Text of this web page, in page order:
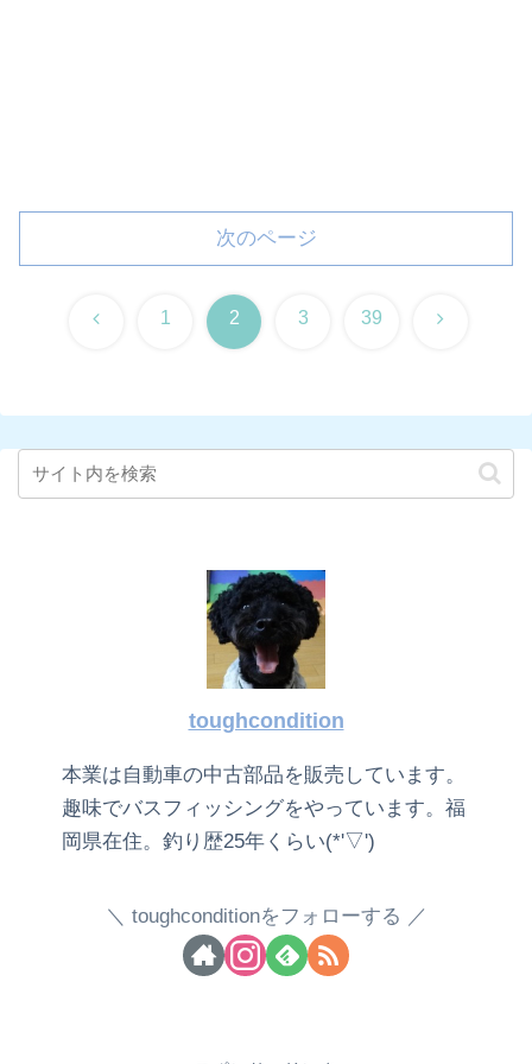
次のページ
前 1 2 3 39 次
toughcondition
本業は自動車の中古部品を販売しています。
趣味でバスフィッシングをやっています。福
岡県在住。釣り歴25年くらい(*'▽')
toughconditionをフォローする